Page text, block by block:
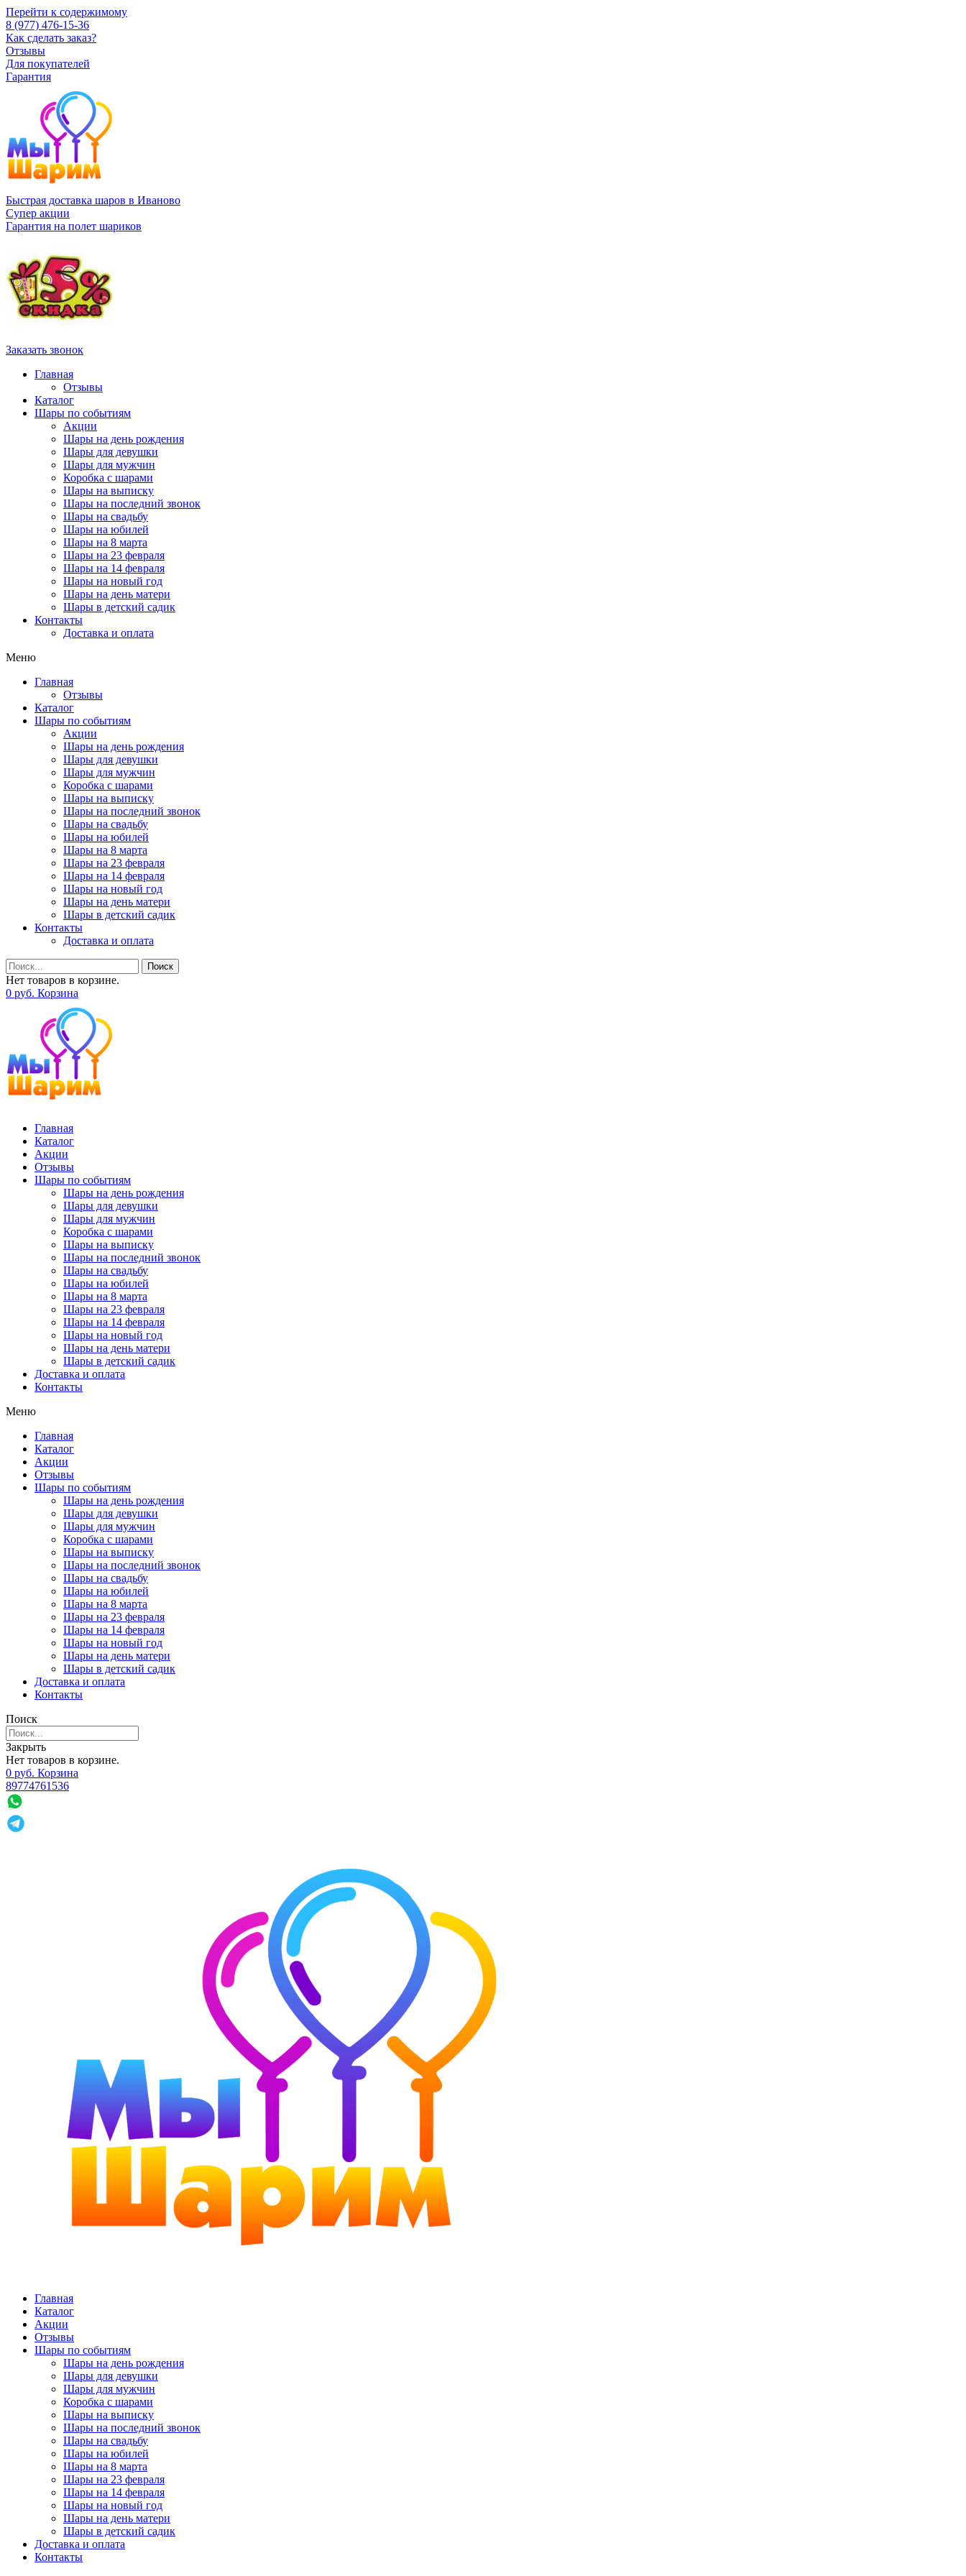
Перейти к содержимому
8 (977) 476-15-36
Как сделать заказ?
Отзывы
Для покупателей
Гарантия
Быстрая доставка шаров в Иваново
Супер акции
Гарантия на полет шариков
Заказать звонок
Главная
Отзывы
Каталог
Шары по событиям
Акции
Шары на день рождения
Шары для девушки
Шары для мужчин
Коробка с шарами
Шары на выписку
Шары на последний звонок
Шары на свадьбу
Шары на юбилей
Шары на 8 марта
Шары на 23 февраля
Шары на 14 февраля
Шары на новый год
Шары на день матери
Шары в детский садик
Контакты
Доставка и оплата
Меню
Главная
Отзывы
Каталог
Шары по событиям
Акции
Шары на день рождения
Шары для девушки
Шары для мужчин
Коробка с шарами
Шары на выписку
Шары на последний звонок
Шары на свадьбу
Шары на юбилей
Шары на 8 марта
Шары на 23 февраля
Шары на 14 февраля
Шары на новый год
Шары на день матери
Шары в детский садик
Контакты
Доставка и оплата
Поиск
Нет товаров в корзине.
0 руб. Корзина
Главная
Каталог
Акции
Отзывы
Шары по событиям
Шары на день рождения
Шары для девушки
Шары для мужчин
Коробка с шарами
Шары на выписку
Шары на последний звонок
Шары на свадьбу
Шары на юбилей
Шары на 8 марта
Шары на 23 февраля
Шары на 14 февраля
Шары на новый год
Шары на день матери
Шары в детский садик
Доставка и оплата
Контакты
Меню
Главная
Каталог
Акции
Отзывы
Шары по событиям
Шары на день рождения
Шары для девушки
Шары для мужчин
Коробка с шарами
Шары на выписку
Шары на последний звонок
Шары на свадьбу
Шары на юбилей
Шары на 8 марта
Шары на 23 февраля
Шары на 14 февраля
Шары на новый год
Шары на день матери
Шары в детский садик
Доставка и оплата
Контакты
Поиск
Закрыть
Нет товаров в корзине.
0 руб. Корзина
89774761536
Главная
Каталог
Акции
Отзывы
Шары по событиям
Шары на день рождения
Шары для девушки
Шары для мужчин
Коробка с шарами
Шары на выписку
Шары на последний звонок
Шары на свадьбу
Шары на юбилей
Шары на 8 марта
Шары на 23 февраля
Шары на 14 февраля
Шары на новый год
Шары на день матери
Шары в детский садик
Доставка и оплата
Контакты